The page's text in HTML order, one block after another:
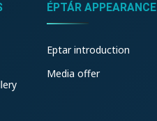
ÉPTÁR APPEARANCE
Eptar introduction
Media offer